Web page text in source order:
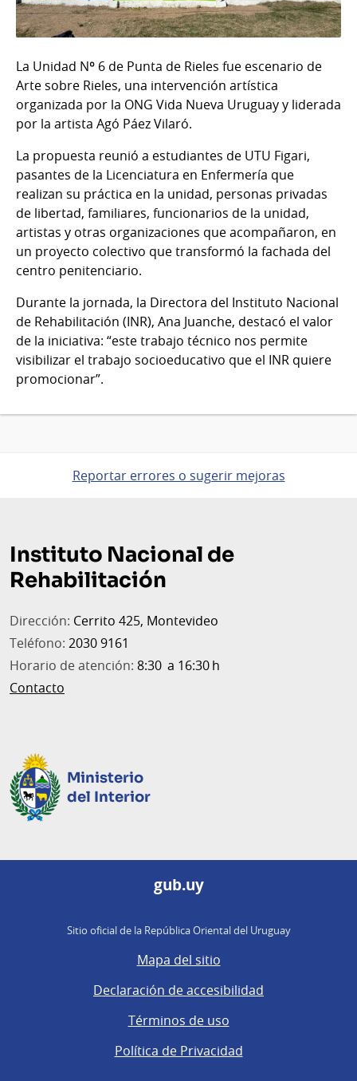
La Unidad Nº 6 de Punta de Rieles fue escenario de
Arte sobre Rieles, una intervención artística
organizada por la ONG Vida Nueva Uruguay y liderada
por la artista Agó Páez Vilaró.
La propuesta reunió a estudiantes de UTU Figari,
pasantes de la Licenciatura en Enfermería que
realizan su práctica en la unidad, personas privadas
de libertad, familiares, funcionarios de la unidad,
artistas y otras organizaciones que acompañaron, en
un proyecto colectivo que transformó la fachada del
centro penitenciario.
Durante la jornada, la Directora del Instituto Nacional
de Rehabilitación (INR), Ana Juanche, destacó el valor
de la iniciativa: “este trabajo técnico nos permite
visibilizar el trabajo socioeducativo que el INR quiere
promocionar”.
Reportar errores o sugerir mejoras
de
página
Instituto Nacional de
Rehabilitación
Dirección: Cerrito 425, Montevideo
Teléfono: 2030 9161
Horario de atención: 8:30 a 16:30 h
Contacto
Ministerio
del Interior
gub.uy
Sitio oficial de la República Oriental del Uruguay
Mapa del sitio
Declaración de accesibilidad
Términos de uso
Política de Privacidad